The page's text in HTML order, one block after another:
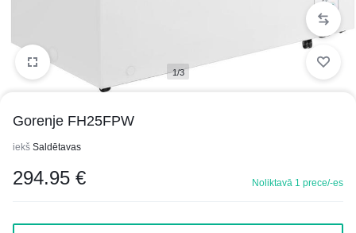
1/3
Gorenje FH25FPW
iekš Saldētavas
294.95 € Noliktavā 1 prece/-es